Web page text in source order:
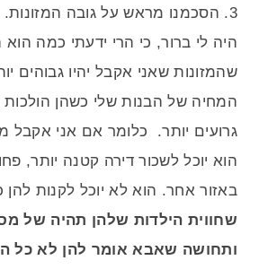
3. הסכמנו מראש על גובה המזונות.
היה לי ברור, כי הרי ידעתי כמה הוא
שהמזונות שאני אקבל יהיו גבוהים
המחיה של הבנות שלי כשהן הולכות
גרועים יותר. כלומר אם אני אקבל
הוא יוכל לשכור דירה קטנה יותר,
באזור אחר. הוא לא יוכל לקנות להן
שחווית הילדות שלהן תהיה של
ותחושה שאבא אומר להן לא כל